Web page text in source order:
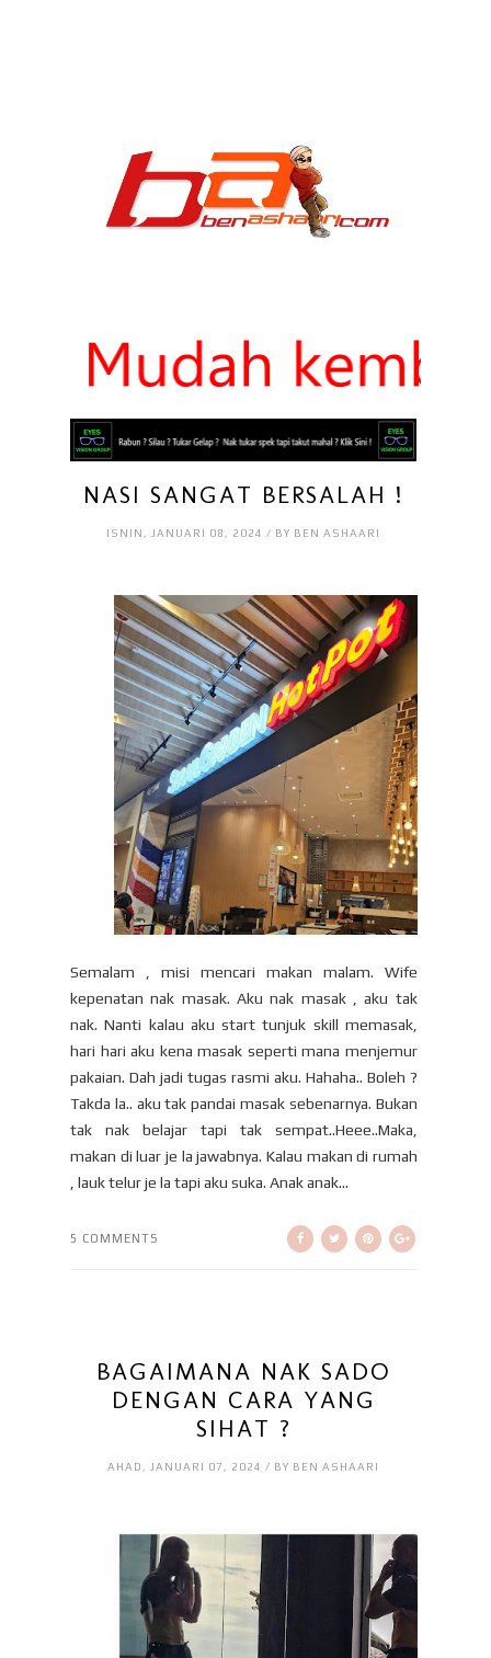
NASI SANGAT BERSALAH !
ISNIN, JANUARI 08, 2024 / BY BEN ASHAARI
Semalam , misi mencari makan malam. Wife
kepenatan nak masak. Aku nak masak , aku tak
nak. Nanti kalau aku start tunjuk skill memasak,
hari hari aku kena masak seperti mana menjemur
pakaian. Dah jadi tugas rasmi aku. Hahaha.. Boleh ?
Takda la.. aku tak pandai masak sebenarnya. Bukan
tak nak belajar tapi tak sempat..Heee..Maka,
makan di luar je la jawabnya. Kalau makan di rumah
, lauk telur je la tapi aku suka. Anak anak...
5 COMMENTS
BAGAIMANA NAK SADO
DENGAN CARA YANG
SIHAT ?
AHAD, JANUARI 07, 2024 / BY BEN ASHAARI